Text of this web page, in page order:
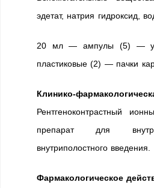
эдетат, натрия гидроксид,
20 мл — ампулы (5) —
пластиковые (2) — пачки
Клинико-
Рентгеноконтрастный
препарат для
внутриполостного введения.
Фармакологическое